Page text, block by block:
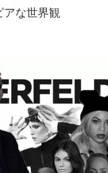
アな世界観